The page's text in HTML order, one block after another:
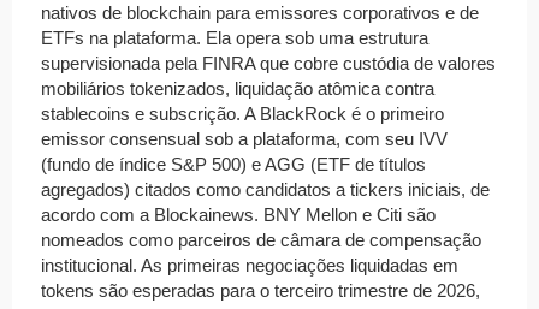
nativos de blockchain para emissores corporativos e de
ETFs na plataforma. Ela opera sob uma estrutura
supervisionada pela FINRA que cobre custódia de valores
mobiliários tokenizados, liquidação atômica contra
stablecoins e subscrição. A BlackRock é o primeiro
emissor consensual sob a plataforma, com seu IVV
(fundo de índice S&P 500) e AGG (ETF de títulos
agregados) citados como candidatos a tickers iniciais, de
acordo com a Blockainews. BNY Mellon e Citi são
nomeados como parceiros de câmara de compensação
institucional. As primeiras negociações liquidadas em
tokens são esperadas para o terceiro trimestre de 2026,